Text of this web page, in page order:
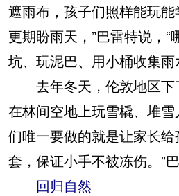
遮雨布，孩子们照样能玩能
更期盼雨天，”巴雷特说，
坑、玩泥巴、用小桶收集雨
去年冬天，伦敦地区下
在林间空地上玩雪橇、堆
们唯一要做的就是让家长
套，保证小手不被冻伤。”巴
回归自然